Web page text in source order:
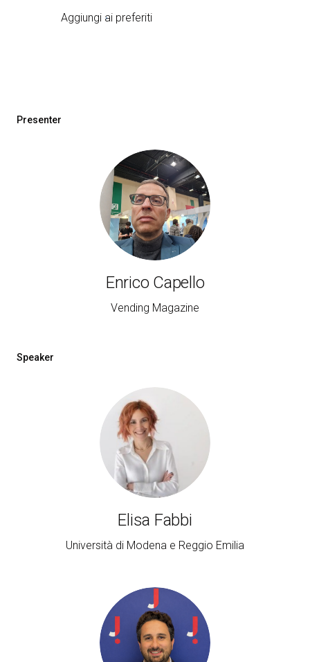
Aggiungi ai preferiti
Presenter
Enrico Capello
Vending Magazine
Speaker
Elisa Fabbi
Università di Modena e Reggio Emilia